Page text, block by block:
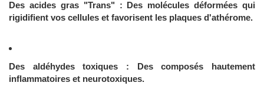
Des acides gras "Trans" : Des molécules déformées qui
rigidifient vos cellules et favorisent les plaques d'athérome.
Des aldéhydes toxiques : Des composés hautement
inflammatoires et neurotoxiques.